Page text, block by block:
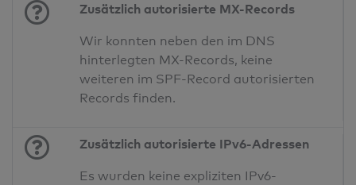
Zusätzlich autorisierte MX-Records
Wir konnten neben den im DNS
hinterlegten MX-Records, keine
weiteren im SPF-Record autorisierten
Records finden.
Zusätzlich autorisierte IPv6-Adressen
Es wurden keine expliziten IPv6-